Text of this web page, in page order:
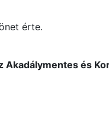
érte.
Akadálymentes és